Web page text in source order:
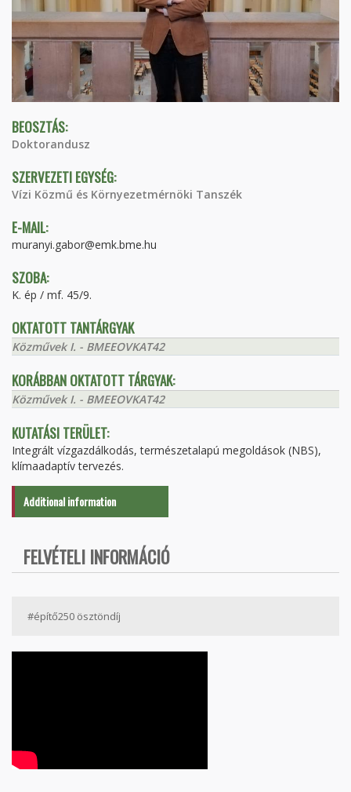
BEOSZTÁS:
Doktorandusz
SZERVEZETI EGYSÉG:
Vízi Közmű és Környezetmérnöki Tanszék
E-MAIL:
muranyi.gabor@emk.bme.hu
SZOBA:
K. ép / mf. 45/9.
OKTATOTT TANTÁRGYAK
Közművek I. - BMEEOVKAT42
KORÁBBAN OKTATOTT TÁRGYAK:
Közművek I. - BMEEOVKAT42
KUTATÁSI TERÜLET:
Integrált vízgazdálkodás, természetalapú megoldások (NBS),
klímaadaptív tervezés.
Additional information
FELVÉTELI INFORMÁCIÓ
#építő250 ösztöndíj